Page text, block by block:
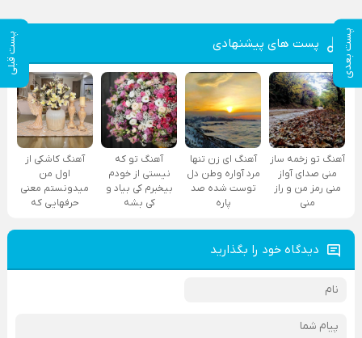
پست بعدی پست قبلی پست های پیشنهادی
آهنگ تو زخمه ساز
منی صدای آواز
منی رمز من و راز
منی
آهنگ ای زن تنها
مرد آواره وطن دل
توست شده صد
پاره
آهنگ تو که
نیستی از خودم
بیخبرم کی بیاد و
کی بشه
آهنگ کاشکی از
اول من
میدونستم معنی
حرفهایی که
دیدگاه خود را بگذارید